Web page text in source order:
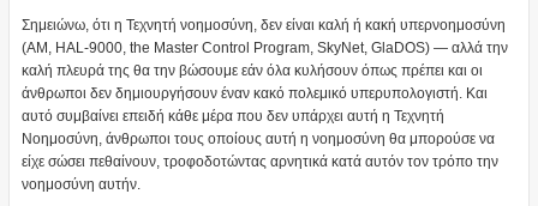
Σημειώνω, ότι η Τεχνητή νοημοσύνη, δεν είναι καλή ή κακή υπερνοημοσύνη
(AM, HAL-9000, the Master Control Program, SkyNet, GlaDOS) — αλλά την
καλή πλευρά της θα την βώσουμε εάν όλα κυλήσουν όπως πρέπει και οι
άνθρωποι δεν δημιουργήσουν έναν κακό πολεμικό υπερυπολογιστή. Και
αυτό συμβαίνει επειδή κάθε μέρα που δεν υπάρχει αυτή η Τεχνητή
Νοημοσύνη, άνθρωποι τους οποίους αυτή η νοημοσύνη θα μπορούσε να
είχε σώσει πεθαίνουν, τροφοδοτώντας αρνητικά κατά αυτόν τον τρόπο την
νοημοσύνη αυτήν.